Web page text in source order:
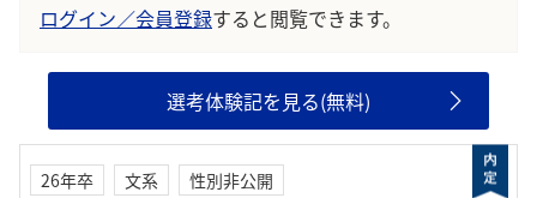
ログイン／会員登録すると閲覧できます。
選考体験記を見る(無料)
26年卒 文系
性別非公開